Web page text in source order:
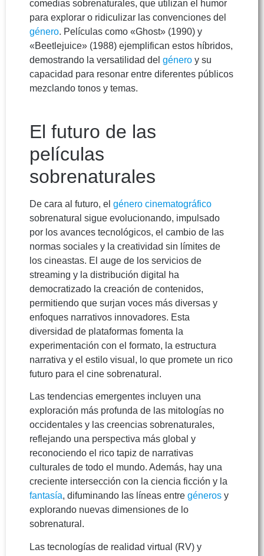
comedias sobrenaturales, que utilizan el humor
para explorar o ridiculizar las convenciones del
género. Películas como «Ghost» (1990) y
«Beetlejuice» (1988) ejemplifican estos híbridos,
demostrando la versatilidad del género y su
capacidad para resonar entre diferentes públicos
mezclando tonos y temas.
El futuro de las
películas
sobrenaturales
De cara al futuro, el género cinematográfico
sobrenatural sigue evolucionando, impulsado
por los avances tecnológicos, el cambio de las
normas sociales y la creatividad sin límites de
los cineastas. El auge de los servicios de
streaming y la distribución digital ha
democratizado la creación de contenidos,
permitiendo que surjan voces más diversas y
enfoques narrativos innovadores. Esta
diversidad de plataformas fomenta la
experimentación con el formato, la estructura
narrativa y el estilo visual, lo que promete un rico
futuro para el cine sobrenatural.
Las tendencias emergentes incluyen una
exploración más profunda de las mitologías no
occidentales y las creencias sobrenaturales,
reflejando una perspectiva más global y
reconociendo el rico tapiz de narrativas
culturales de todo el mundo. Además, hay una
creciente intersección con la ciencia ficción y la
fantasía, difuminando las líneas entre géneros y
explorando nuevas dimensiones de lo
sobrenatural.
Las tecnologías de realidad virtual (RV) y